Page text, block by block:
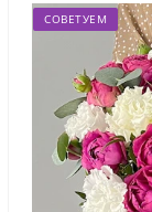
СОВЕТУЕМ